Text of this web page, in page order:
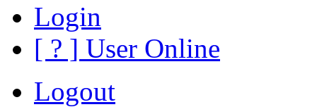
Login
[ ? ] User Online
Logout